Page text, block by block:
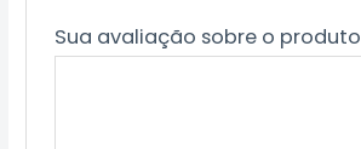
Sua avaliação sobre o produto